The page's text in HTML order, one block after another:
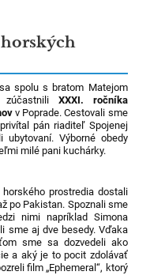
spolu s bratom Matejom
zúčastnili XXXI. ročníka
v Poprade. Cestovali sme
pán riaditeľ Spojenej
Výborné obedy
milé pani kuchárky.
prostredia dostali
po Pakistan. Spoznali sme
nimi napríklad Simona
sme aj dve besedy. Vďaka
sme sa dozvedeli ako
a aký je to pocit zdolávať
film „Ephemeral“, ktorý